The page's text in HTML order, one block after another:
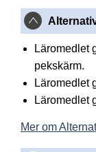
Läromedlet
pekskärm.
Läromedlet
Läromedlet
Mer om